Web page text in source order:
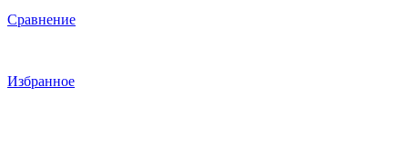
Сравнение
Избранное